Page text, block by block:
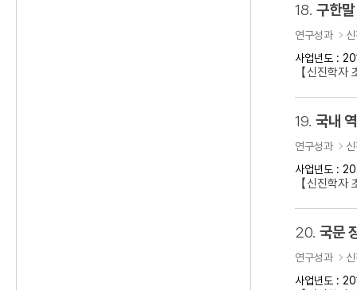
18. 구한
연구성과
사업년도 :
【신진학
19. 국내
연구성과
사업년도 :
【신진학
20. 국문
연구성과
사업년도 :